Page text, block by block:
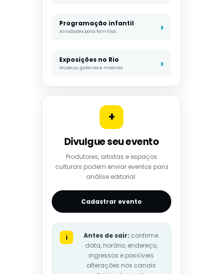
Programação infantil
Atividades para famílias
Exposições no Rio
Museus, galerias e mostras
+
Divulgue seu evento
Produtores, artistas e espaços
culturais podem enviar eventos para
análise editorial.
Cadastrar evento
i Antes de sair: confirme
data, horário, endereço,
ingressos e possíveis
alterações nos canais